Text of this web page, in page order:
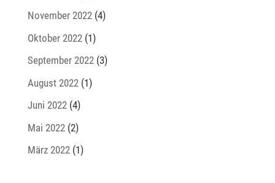
November 2022(4)
Oktober 2022(1)
September 2022(3)
August 2022(1)
Juni 2022(4)
Mai 2022(2)
März 2022(1)